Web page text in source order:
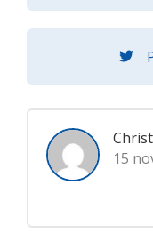
15